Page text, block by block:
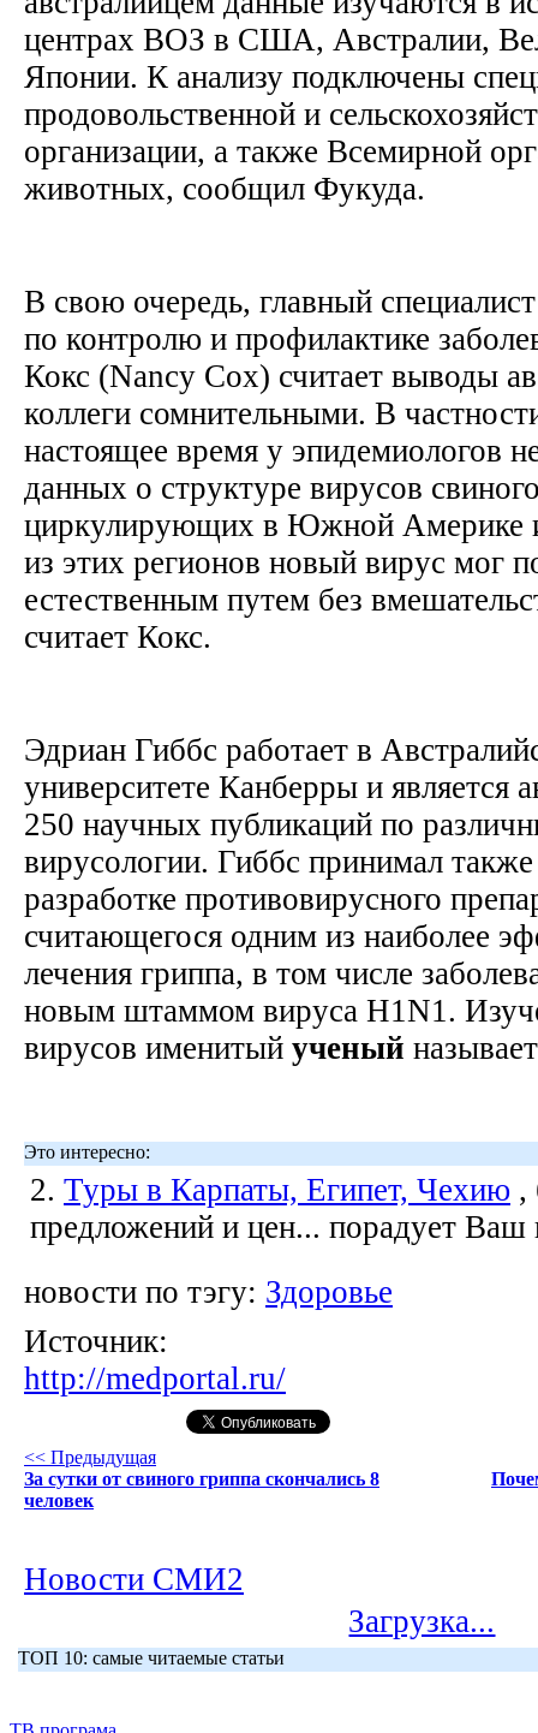
центрах ВОЗ в США, Австралии,
Японии. К анализу подключены
продовольственной и
организации, а также Всемирной
животных, сообщил Фукуда.
В свою очередь, главный
по контролю и профилактике
Кокс (Nancy Cox) считает выводы
коллеги сомнительными. В
настоящее время у эпидемиологов
данных о структуре вирусов
циркулирующих в Южной Америке
из этих регионов новый вирус мог
естественным путем без
считает Кокс.
Эдриан Гиббс работает в
университете Канберры и является
250 научных публикаций по
вирусологии. Гиббс принимал
разработке противовирусного
считающегося одним из наиболее
лечения гриппа, в том числе
новым штаммом вируса H1N1.
вирусов именитый ученый
Это интересно:
2. Туры в Карпаты, Египет, Чехию ,
предложений и цен... порадует Ваш
новости по тэгу: Здоровье
Источник:
http://medportal.ru/
<< Предыдущая
За сутки от свиного гриппа скончались 8
человек
Новости СМИ2
Загрузка...
ТОП 10: самые читаемые статьи